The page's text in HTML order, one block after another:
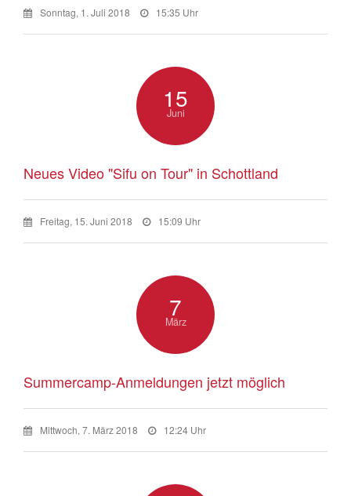
Sonntag, 1. Juli 2018 15:35 Uhr
15
Juni
Neues Video "Sifu on Tour" in Schottland
Freitag, 15. Juni 2018 15:09 Uhr
7
März
Summercamp-Anmeldungen jetzt möglich
Mittwoch, 7. März 2018 12:24 Uhr